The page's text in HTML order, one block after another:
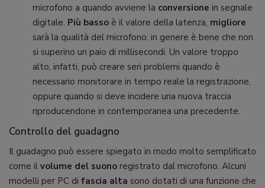
microfono a quando avviene la conversione in segnale
digitale. Più basso è il valore della latenza, migliore
sarà la qualità del microfono: in genere è bene che non
si superino un paio di millisecondi. Un valore troppo
alto, infatti, può creare seri problemi quando è
necessario monitorare in tempo reale la registrazione,
oppure quando si deve incidere una nuova traccia
riproducendone in contemporanea una precedente.
Controllo del guadagno
Il guadagno può essere spiegato in modo molto semplificato
come il volume del suono registrato dal microfono. Alcuni
modelli per PC di fascia alta sono dotati di una funzione che